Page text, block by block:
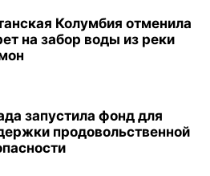
Колумбия отменила
на забор воды из реки
запустила фонд для
продовольственной